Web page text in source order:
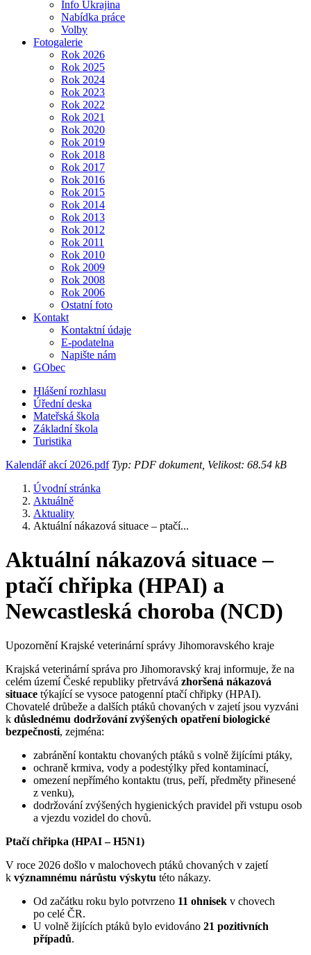
Info Ukrajina
Nabídka práce
Volby
Fotogalerie
Rok 2026
Rok 2025
Rok 2024
Rok 2023
Rok 2022
Rok 2021
Rok 2020
Rok 2019
Rok 2018
Rok 2017
Rok 2016
Rok 2015
Rok 2014
Rok 2013
Rok 2012
Rok 2011
Rok 2010
Rok 2009
Rok 2008
Rok 2006
Ostatní foto
Kontakt
Kontaktní údaje
E-podatelna
Napište nám
GObec
Hlášení rozhlasu
Úřední deska
Mateřská škola
Základní škola
Turistika
Kalendář akcí 2026.pdfTyp: PDF dokument, Velikost: 68.54 kB
Úvodní stránka
Aktuálně
Aktuality
Aktuální nákazová situace – ptačí...
Aktuální nákazová situace –
ptačí chřipka (HPAI) a
Newcastleská choroba (NCD)
Upozornění Krajské veterinární správy Jihomoravského kraje
Krajská veterinární správa pro Jihomoravský kraj informuje, že na
celém území České republiky přetrvává zhoršená nákazová
situace týkající se vysoce patogenní ptačí chřipky (HPAI).
Chovatelé drůbeže a dalších ptáků chovaných v zajetí jsou vyzváni
k důslednému dodržování zvýšených opatření biologické
bezpečnosti, zejména:
zabránění kontaktu chovaných ptáků s volně žijícími ptáky,
ochraně krmiva, vody a podestýlky před kontaminací,
omezení nepřímého kontaktu (trus, peří, předměty přinesené
z venku),
dodržování zvýšených hygienických pravidel při vstupu osob
a vjezdu vozidel do chovů.
Ptačí chřipka (HPAI – H5N1)
V roce 2026 došlo v malochovech ptáků chovaných v zajetí
k významnému nárůstu výskytu této nákazy.
Od začátku roku bylo potvrzeno 11 ohnisek v chovech
po celé ČR.
U volně žijících ptáků bylo evidováno 21 pozitivních
případů.